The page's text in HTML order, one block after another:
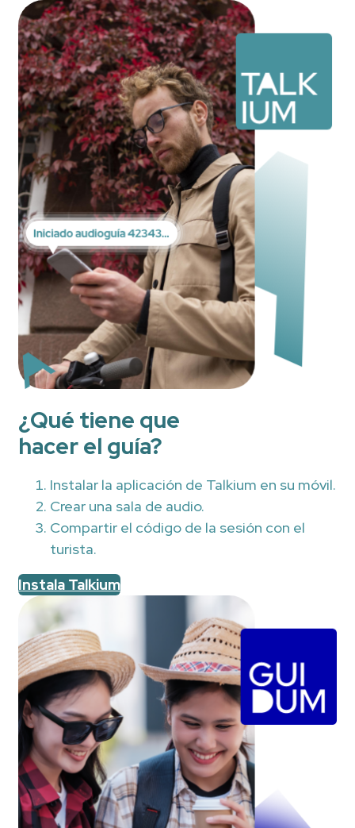
¿Qué tiene que
hacer el guía?
Instalar la aplicación de Talkium en su móvil.
Crear una sala de audio.
Compartir el código de la sesión con el
turista.
Instala Talkium